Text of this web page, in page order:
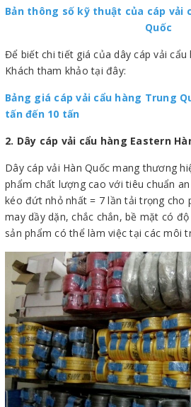
Bản thông số kỹ thuật của cáp vải
Quốc
Để biết chi tiết giá của dây cáp vải cẩu
Khách tham khảo tại đây:
Bảng giá cáp vải cẩu hàng Trung
tấn đến 10 tấn
2. Dây cáp vải cẩu hàng Eastern
Dây cáp vải Hàn Quốc mang thương
phẩm chất lượng cao với tiêu chuẩn
kéo đứt nhỏ nhất = 7 lần tải trọng cho
may dầy dặn, chắc chắn, bề mặt có
sản phẩm có thể làm việc tại các môi